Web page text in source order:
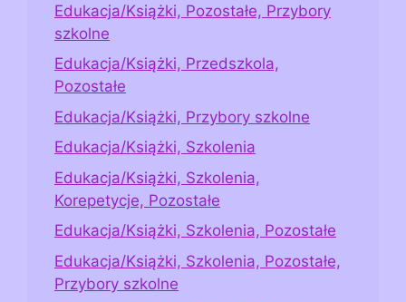
Edukacja/Książki, Pozostałe, Przybory
szkolne
Edukacja/Książki, Przedszkola,
Pozostałe
Edukacja/Książki, Przybory szkolne
Edukacja/Książki, Szkolenia
Edukacja/Książki, Szkolenia,
Korepetycje, Pozostałe
Edukacja/Książki, Szkolenia, Pozostałe
Edukacja/Książki, Szkolenia, Pozostałe,
Przybory szkolne